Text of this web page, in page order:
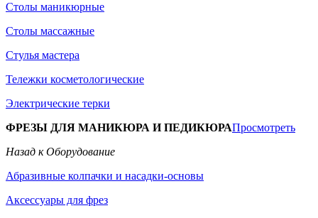
Столы маникюрные
Столы массажные
Стулья мастера
Тележки косметологические
Электрические терки
ФРЕЗЫ ДЛЯ МАНИКЮРА И ПЕДИКЮРАПросмотреть
Назад к Оборудование
Абразивные колпачки и насадки-основы
Аксессуары для фрез